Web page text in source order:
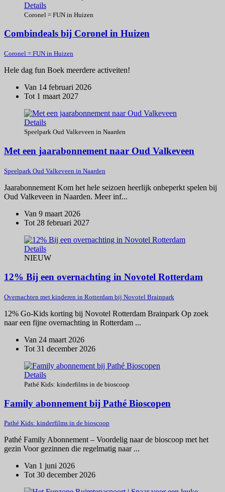
Details
Coronel = FUN in Huizen
Combindeals bij Coronel in Huizen
Coronel = FUN in Huizen
Hele dag fun Boek meerdere activeiten!
Van 14 februari 2026
Tot 1 maart 2027
Details
Speelpark Oud Valkeveen in Naarden
Met een jaarabonnement naar Oud Valkeveen
Speelpark Oud Valkeveen in Naarden
Jaarabonnement Kom het hele seizoen heerlijk onbeperkt spelen bij
Oud Valkeveen in Naarden. Meer inf...
Van 9 maart 2026
Tot 28 februari 2027
Details
NIEUW
12% Bij een overnachting in Novotel Rotterdam
Overnachten met kinderen in Rotterdam bij Novotel Brainpark
12% Go-Kids korting bij Novotel Rotterdam Brainpark Op zoek
naar een fijne overnachting in Rotterdam ...
Van 24 maart 2026
Tot 31 december 2026
Details
Pathé Kids: kinderfilms in de bioscoop
Family abonnement bij Pathé Bioscopen
Pathé Kids: kinderfilms in de bioscoop
Pathé Family Abonnement – Voordelig naar de bioscoop met het
gezin Voor gezinnen die regelmatig naar ...
Van 1 juni 2026
Tot 30 december 2026